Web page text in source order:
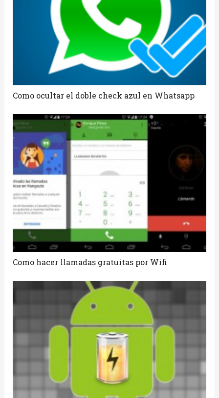
Como ocultar el doble check azul en Whatsapp
Como hacer llamadas gratuitas por Wifi